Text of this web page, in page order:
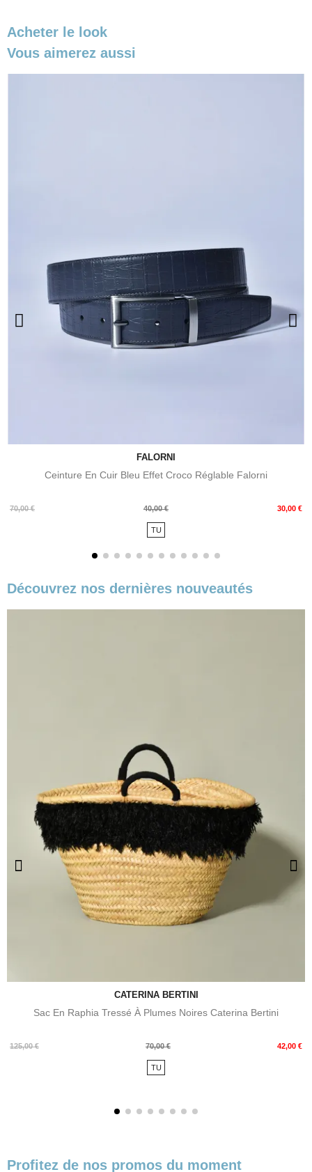
Acheter le look
Vous aimerez aussi
FALORNI
Ceinture En Cuir Bleu Effet Croco Réglable Falorni
70,00 €
Prix
40,00 € 30,00 €
Prix
TU
Découvrez nos dernières nouveautés
CATERINA BERTINI
Sac En Raphia Tressé À Plumes Noires Caterina Bertini
125,00 €
Prix
70,00 € 42,00 €
Prix
TU
Profitez de nos promos du moment